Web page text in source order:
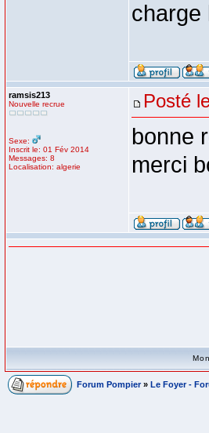
charge
ramsis213
Nouvelle recrue
Sexe:
Inscrit le: 01 Fév 2014
Messages: 8
Localisation: algerie
Posté
bonne
merci
Forum Pompier » Le Foyer -